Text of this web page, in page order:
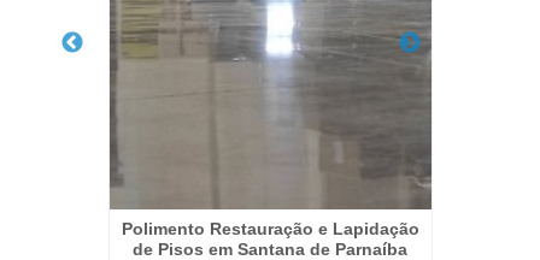
Polimento Restauração e Lapidação
de Pisos em Santana de Parnaíba